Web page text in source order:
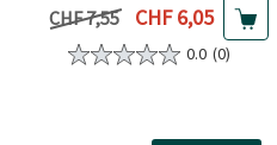
Vorheriger Preis
CHF 7,55 Aktueller Preis
CHF 6,05
0.0 (0)